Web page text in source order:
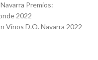
Premios:
2022
Vinos D.O. Navarra 2022